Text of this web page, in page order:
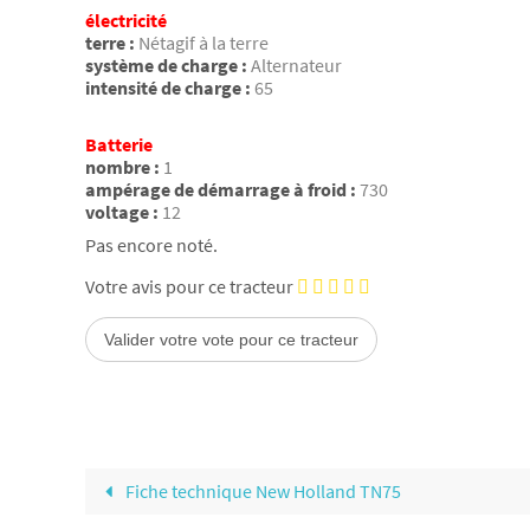
électricité
terre : Nétagif à la terre
système de charge : Alternateur
intensité de charge : 65
Batterie
nombre : 1
ampérage de démarrage à froid : 730
voltage : 12
Pas encore noté.
Votre avis pour ce tracteur
Fiche technique New Holland TN75